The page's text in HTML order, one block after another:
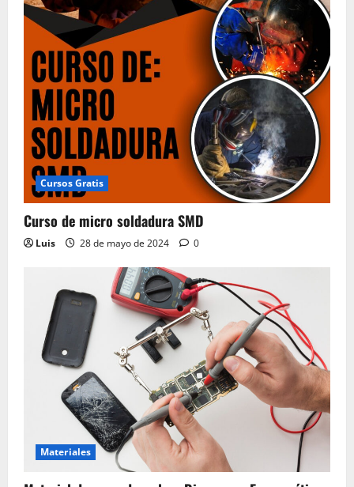
Cursos Gratis
Curso de micro soldadura SMD
Luis 28 de mayo de 2024 0
Materiales